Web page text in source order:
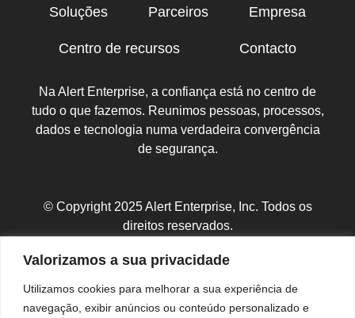
Valorizamos a sua privacidade
Utilizamos cookies para melhorar a sua experiência de
navegação, exibir anúncios ou conteúdo personalizado e
Soluções Parceiros Empresa
Centro de recursos Contacto
Na Alert Enterprise, a confiança está no centro de
tudo o que fazemos. Reunimos pessoas, processos,
dados e tecnologia numa verdadeira convergência
de segurança.
© Copyright 2025 Alert Enterprise, Inc. Todos os
direitos reservados.